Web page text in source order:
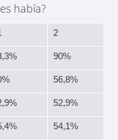
había?
2
90%
56,8%
52,9%
54,1%